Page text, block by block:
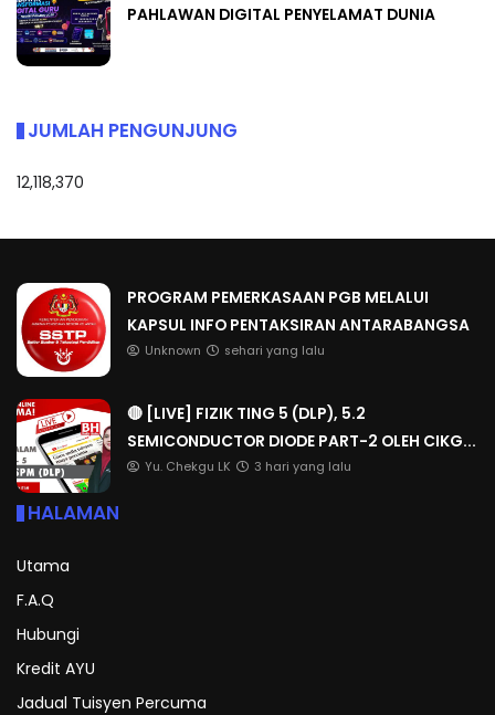
PAHLAWAN DIGITAL PENYELAMAT DUNIA
JUMLAH PENGUNJUNG
12,118,370
PROGRAM PEMERKASAAN PGB MELALUI
KAPSUL INFO PENTAKSIRAN ANTARABANGSA
Unknown sehari yang lalu
🔴 [LIVE] FIZIK TING 5 (DLP), 5.2
SEMICONDUCTOR DIODE PART-2 OLEH CIKG...
Yu. Chekgu LK 3 hari yang lalu
HALAMAN
Utama
F.A.Q
Hubungi
Kredit AYU
Jadual Tuisyen Percuma